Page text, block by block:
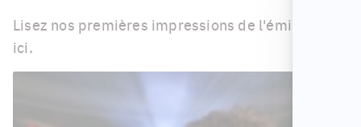
Lisez nos premières impressions de l'émission
ici.